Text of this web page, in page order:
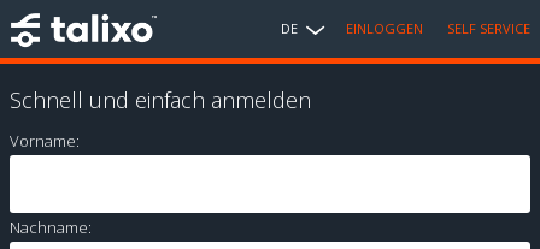
DE EINLOGGEN SELF SERVICE
Schnell und einfach anmelden
Vorname:
Nachname: